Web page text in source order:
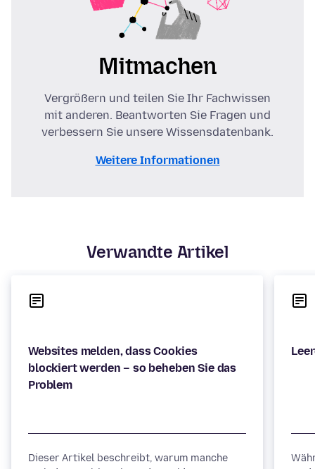
Mitmachen
Vergrößern und teilen Sie Ihr Fachwissen
mit anderen. Beantworten Sie Fragen und
verbessern Sie unsere Wissensdatenbank.
Weitere Informationen
Verwandte Artikel
Websites melden, dass Cookies
blockiert werden – so beheben Sie das
Problem
Dieser Artikel beschreibt, warum manche